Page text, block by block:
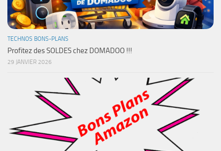
TECHNOS BONS-PLANS
Profitez des SOLDES chez DOMADOO !!!
29 JANVIER 2026